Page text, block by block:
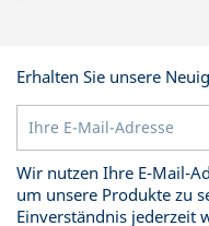
Erhalten Sie unsere
Wir nutzen Ihre E-Mail-
um unsere Produkte zu
Einverständnis jederzeit